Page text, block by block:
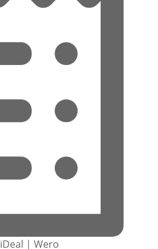
| Wero